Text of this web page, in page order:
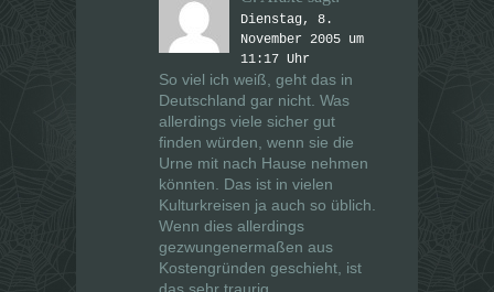
Dienstag, 8.
November 2005 um
11:17 Uhr
So viel ich weiß, geht das in
Deutschland gar nicht. Was
allerdings viele sicher gut
finden würden, wenn sie die
Urne mit nach Hause nehmen
könnten. Das ist in vielen
Kulturkreisen ja auch so üblich.
Wenn dies allerdings
gezwungenermaßen aus
Kostengründen geschieht, ist